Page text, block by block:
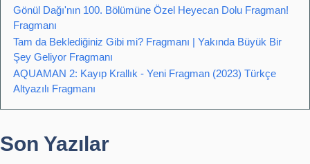
Gönül Dağı'nın 100. Bölümüne Özel Heyecan Dolu Fragman!
Fragmanı
Tam da Beklediğiniz Gibi mi? Fragmanı | Yakında Büyük Bir
Şey Geliyor Fragmanı
AQUAMAN 2: Kayıp Krallık - Yeni Fragman (2023) Türkçe
Altyazılı Fragmanı
Son Yazılar